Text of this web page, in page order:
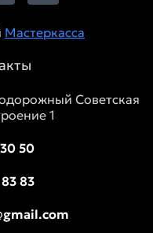
Мастеркасса
Советская
1
50
83